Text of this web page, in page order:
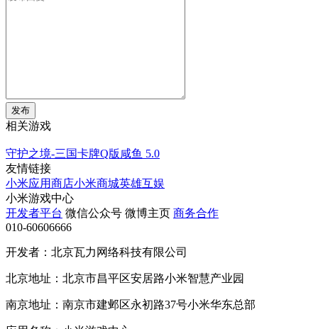
发布
相关游戏
守护之境-三国卡牌Q版咸鱼 5.0
友情链接
小米应用商店小米商城英雄互娱
小米游戏中心
开发者平台 微信公众号 微博主页 商务合作
010-60606666
开发者：北京瓦力网络科技有限公司
北京地址：北京市昌平区安居路小米智慧产业园
南京地址：南京市建邺区永初路37号小米华东总部